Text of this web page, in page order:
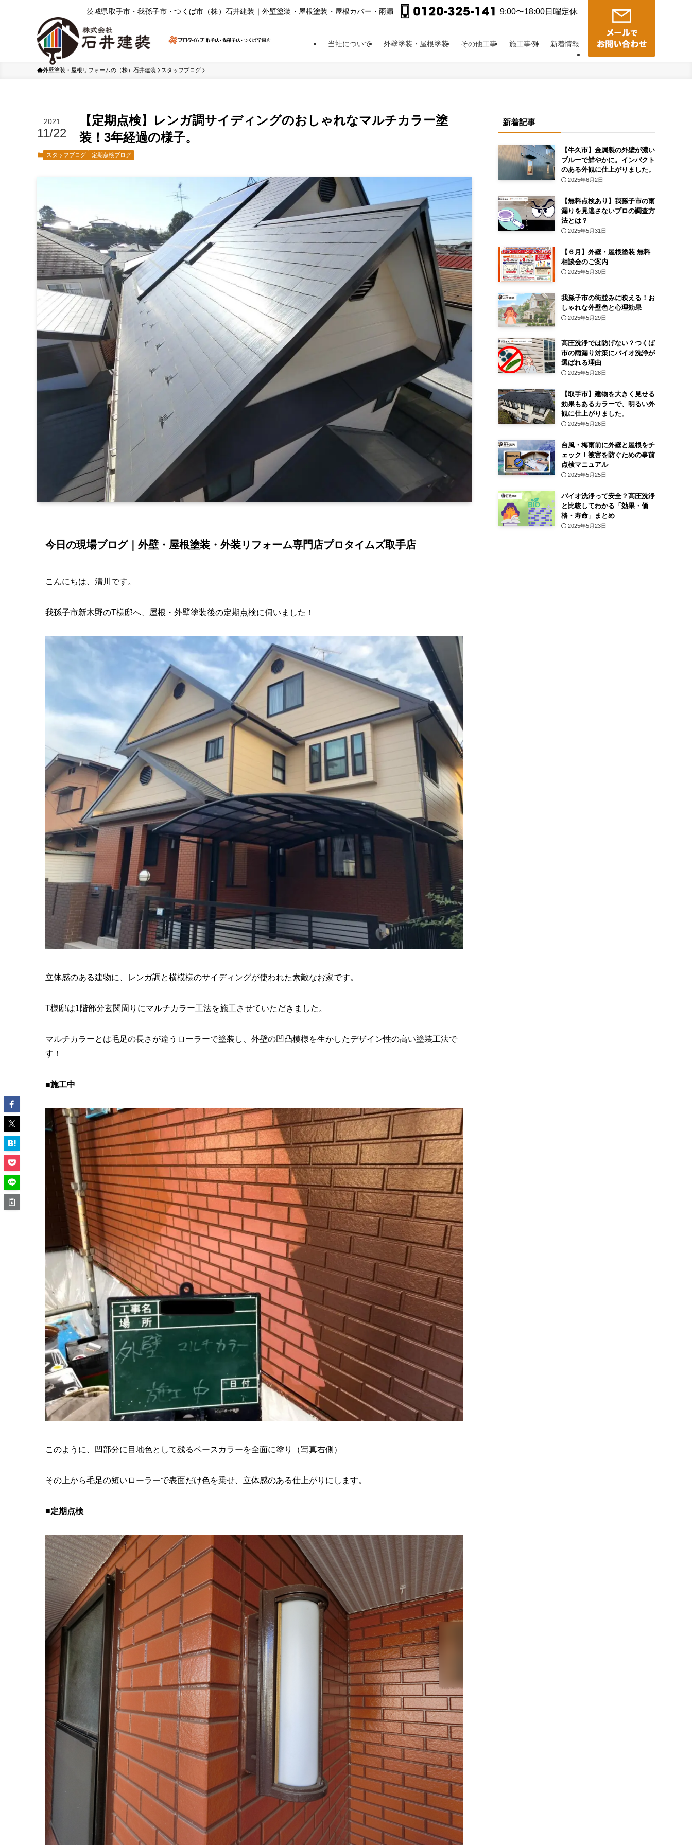
茨城県取⼿市・我孫⼦市・つくば市（株）⽯井建装｜外壁塗装・屋根塗装・屋根カバー・⾬漏り修理他 9:00〜18:00日曜定休
当社について 外壁塗装・屋根塗装 その他工事 施工事例 新着情報
外壁塗装・屋根リフォームの（株）石井建装 スタッフブログ
【定期点検】レンガ調サイディングのおしゃれなマルチカラー塗
装！3年経過の様子。
2021
11/22
スタッフブログ 定期点検ブログ
今日の現場ブログ｜外壁・屋根塗装・外装リフォーム専門店プロタイムズ取手店
こんにちは、清川です。
我孫子市新木野のT様邸へ、屋根・外壁塗装後の定期点検に伺いました！
立体感のある建物に、レンガ調と横模様のサイディングが使われた素敵なお家です。
T様邸は1階部分玄関周りにマルチカラー工法を施工させていただきました。
マルチカラーとは毛足の長さが違うローラーで塗装し、外壁の凹凸模様を生かしたデザイン性の高い塗装工法で
す！
■施工中
このように、凹部分に目地色として残るベースカラーを全面に塗り（写真右側）
その上から毛足の短いローラーで表面だけ色を乗せ、立体感のある仕上がりにします。
■定期点検
新着記事
【牛久市】金属製の外壁が濃い
ブルーで鮮やかに。インパクト
のある外観に仕上がりました。
2025年6月2日
【無料点検あり】我孫子市の雨
漏りを見逃さないプロの調査方
法とは？
2025年5月31日
【６月】外壁・屋根塗装 無料
相談会のご案内
2025年5月30日
我孫子市の街並みに映える！お
しゃれな外壁色と心理効果
2025年5月29日
高圧洗浄では防げない？つくば
市の雨漏り対策にバイオ洗浄が
選ばれる理由
2025年5月28日
【取手市】建物を大きく見せる
効果もあるカラーで、明るい外
観に仕上がりました。
2025年5月26日
台風・梅雨前に外壁と屋根をチ
ェック！被害を防ぐための事前
点検マニュアル
2025年5月25日
バイオ洗浄って安全？高圧洗浄
と比較してわかる「効果・価
格・寿命」まとめ
2025年5月23日